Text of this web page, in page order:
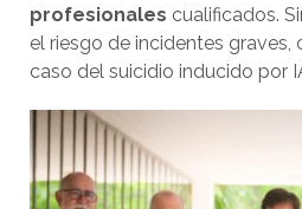
profesionales cualificados.
el riesgo de incidentes
caso del suicidio inducido por